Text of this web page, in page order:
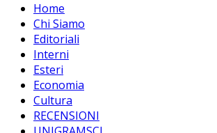
Home
Chi Siamo
Editoriali
Interni
Esteri
Economia
Cultura
RECENSIONI